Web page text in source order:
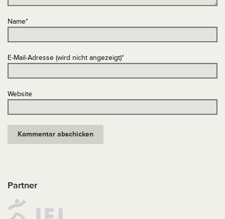
Name*
E-Mail-Adresse (wird nicht angezeigt)*
Website
Partner